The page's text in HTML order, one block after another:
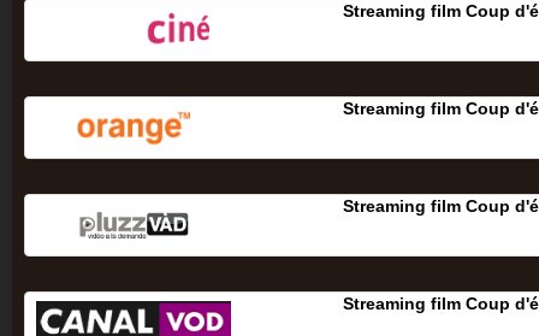
Streaming film Coup
Streaming film Coup
Streaming film Coup
Streaming film Coup